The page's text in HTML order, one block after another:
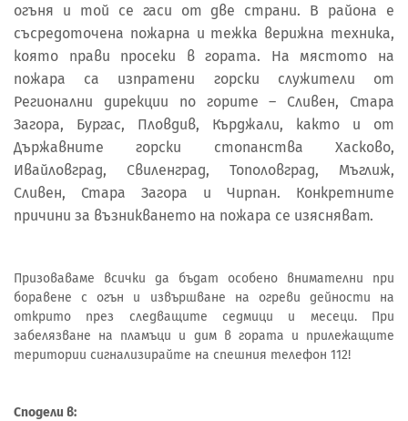
огъня и той се гаси от две страни. В района е
съсредоточена пожарна и тежка верижна техника,
която прави просеки в гората. На мястото на
пожара са изпратени горски служители от
Регионални дирекции по горите – Сливен, Стара
Загора, Бургас, Пловдив, Кърджали, както и от
Държавните горски стопанства Хасково,
Ивайловград, Свиленград, Тополовград, Мъглиж,
Сливен, Стара Загора и Чирпан. Конкретните
причини за възникването на пожара се изясняват.
Призоваваме всички да бъдат особено внимателни при
боравене с огън и извършване на огреви дейности на
открито през следващите седмици и месеци. При
забелязване на пламъци и дим в гората и прилежащите
територии сигнализирайте на спешния телефон 112!
Сподели в: